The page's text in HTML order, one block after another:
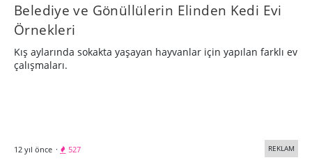
Belediye ve Gönüllülerin Elinden Kedi Evi
Örnekleri
Kış aylarında sokakta yaşayan hayvanlar için yapılan farklı ev
çalışmaları.
12 yıl önce · 527 REKLAM